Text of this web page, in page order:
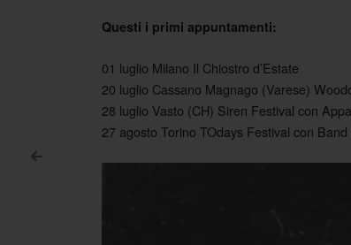
<
Questi i primi appuntamenti:
01 luglio Milano Il Chiostro d’Estate
20 luglio Cassano Magnago (Varese)
28 luglio Vasto (CH) Siren Festival con
27 agosto Torino TOdays Festival con Band